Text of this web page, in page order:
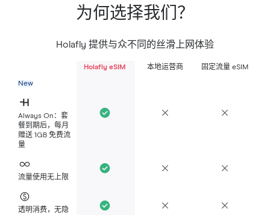
为何选择我们？
Holafly 提供与众不同的丝滑上网体验
Holafly eSIM 本地运营商 固定流量 eSIM
New
Always On：套
餐到期后，每月
赠送 1GB 免费流
量
流量使用无上限
透明消费，无隐